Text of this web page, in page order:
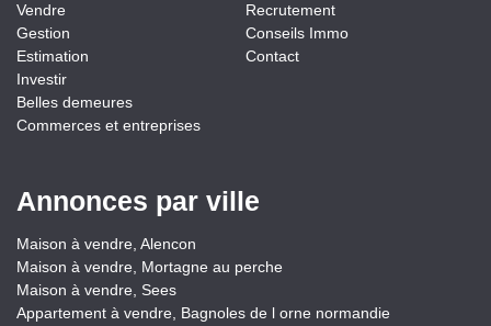
Vendre
Gestion
Estimation
Investir
Belles demeures
Commerces et entreprises
Recrutement
Conseils Immo
Contact
Annonces par ville
Maison à vendre, Alencon
Maison à vendre, Mortagne au perche
Maison à vendre, Sees
Appartement à vendre, Bagnoles de l orne normandie